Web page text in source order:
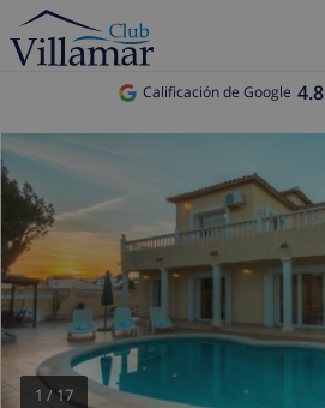
Calificación de Google 4.8
1 / 17